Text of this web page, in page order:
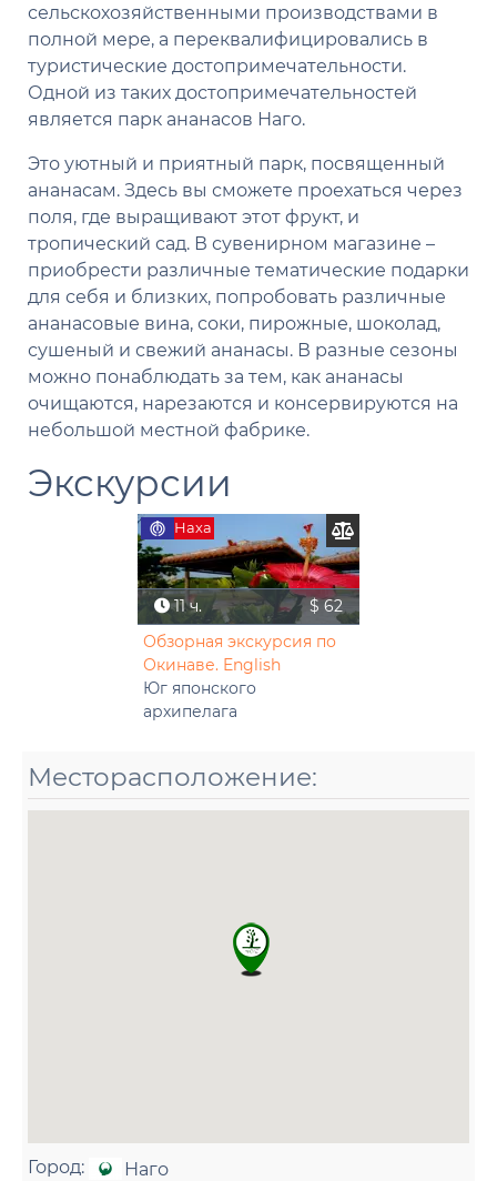
сельскохозяйственными производствами в
полной мере, а переквалифицировались в
туристические достопримечательности.
Одной из таких достопримечательностей
является парк ананасов Наго.
Это уютный и приятный парк, посвященный
ананасам. Здесь вы сможете проехаться через
поля, где выращивают этот фрукт, и
тропический сад. В сувенирном магазине –
приобрести различные тематические подарки
для себя и близких, попробовать различные
ананасовые вина, соки, пирожные, шоколад,
сушеный и свежий ананасы. В разные сезоны
можно понаблюдать за тем, как ананасы
очищаются, нарезаются и консервируются на
небольшой местной фабрике.
Экскурсии
Наха
11 ч.
$ 62
Обзорная экскурсия по
Окинаве. English
Юг японского
архипелага
Месторасположение:
Город: Наго